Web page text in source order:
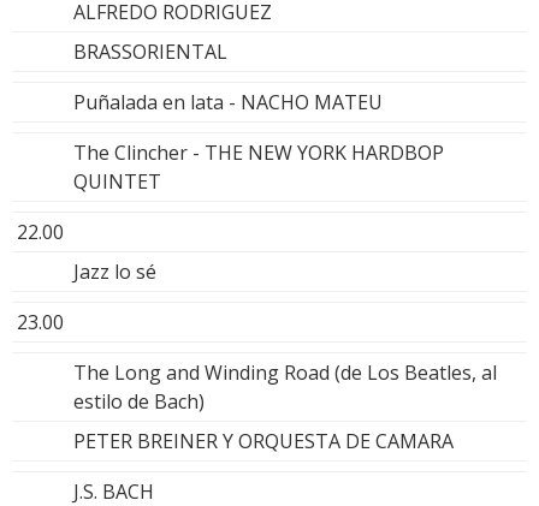
ALFREDO RODRIGUEZ
BRASSORIENTAL
Puñalada en lata - NACHO MATEU
The Clincher - THE NEW YORK HARDBOP
QUINTET
22.00
Jazz lo sé
23.00
The Long and Winding Road (de Los Beatles, al
estilo de Bach)
PETER BREINER Y ORQUESTA DE CAMARA
J.S. BACH